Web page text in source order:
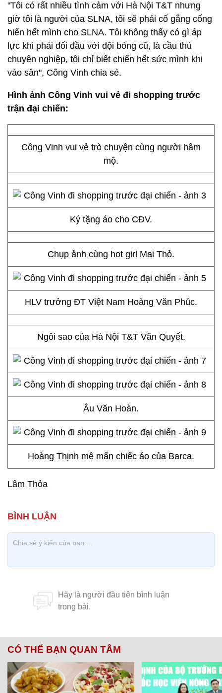
"Tôi có rất nhiều tình cảm với Hà Nội T&T nhưng
giờ tôi là người của SLNA, tôi sẽ phải cố gắng cống
hiến hết mình cho SLNA. Tôi không thấy có gì áp
lực khi phải đối đầu với đội bóng cũ, là cầu thủ
chuyên nghiệp, tôi chỉ biết chiến hết sức mình khi
vào sân", Công Vinh chia sẻ.
Hình ảnh Công Vinh vui vẻ đi shopping trước
trận đại chiến:
Công Vinh vui vẻ trò chuyện cùng người hâm
mộ.
Ký tặng áo cho CĐV.
Chụp ảnh cùng hot girl Mai Thỏ.
HLV trưởng ĐT Việt Nam Hoàng Văn Phúc.
Ngôi sao của Hà Nội T&T Văn Quyết.
Âu Văn Hoàn.
Hoàng Thịnh mê mẩn chiếc áo của Barca.
Lâm Thỏa
CÓ THỂ BẠN QUAN TÂM